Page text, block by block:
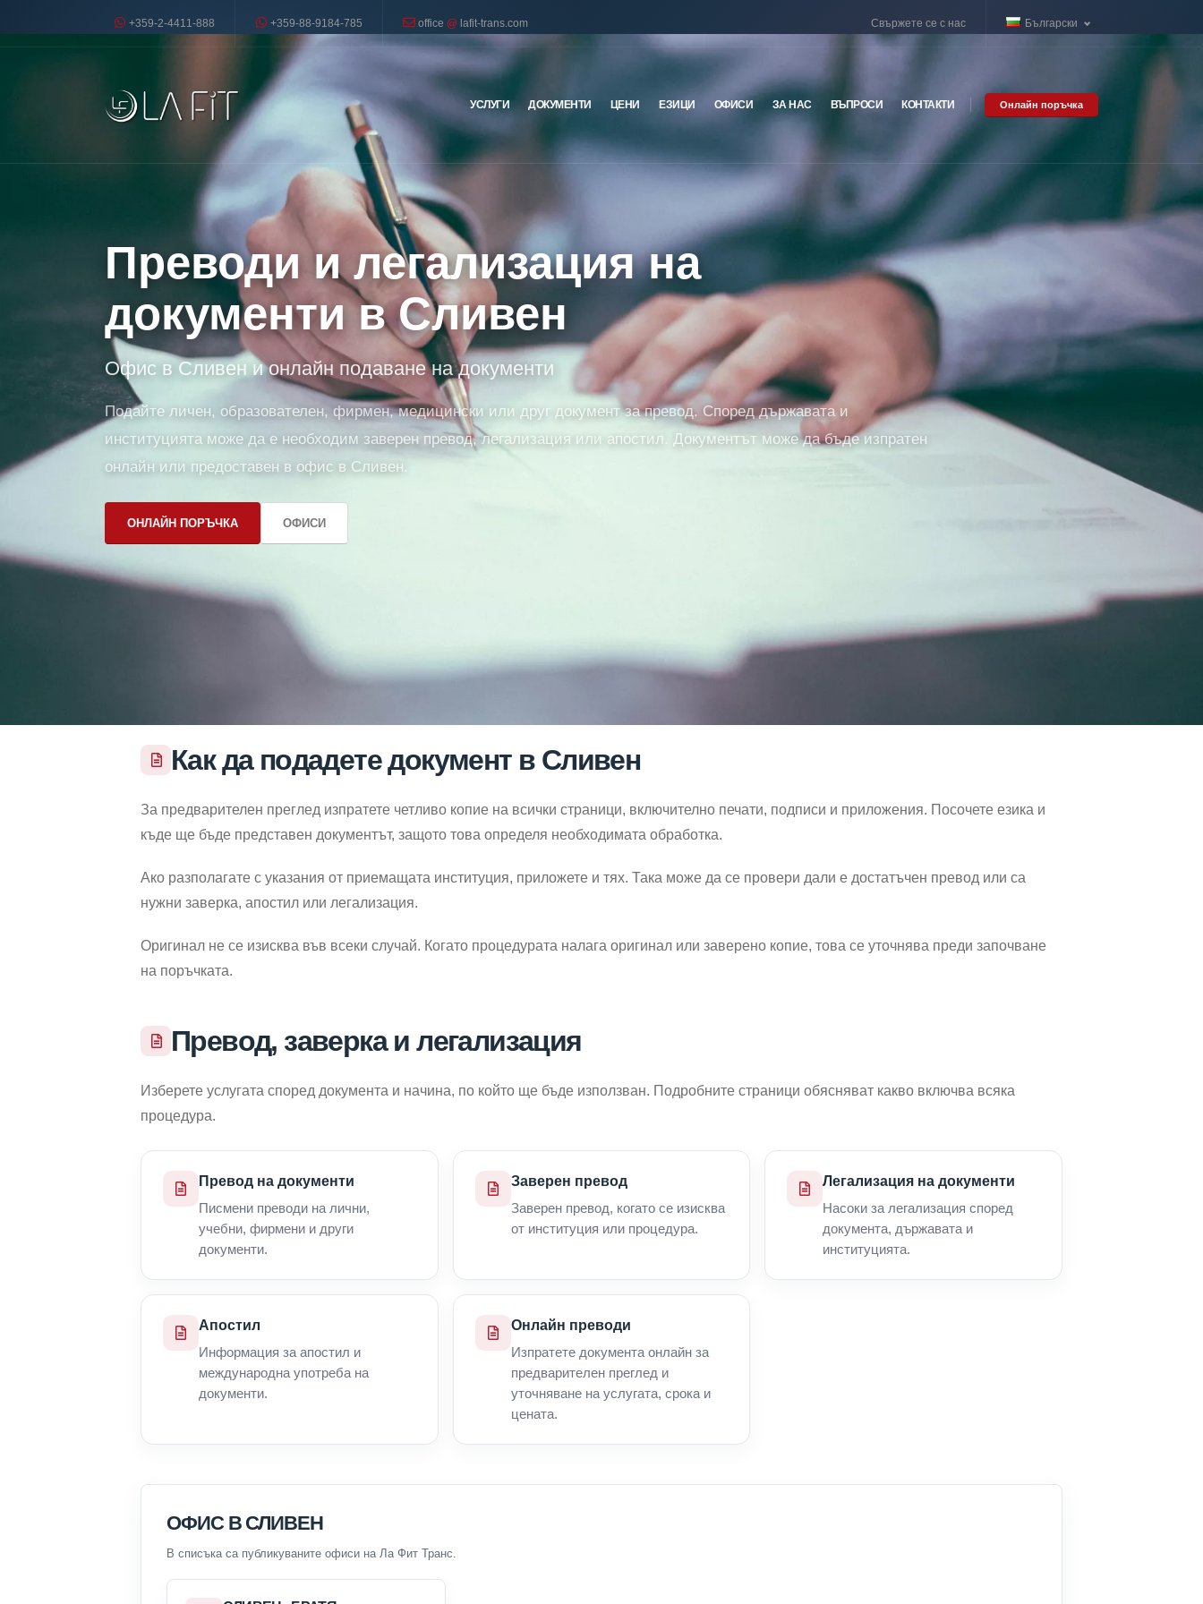
+359-2-4411-888 +359-88-9184-785 office@ lafit-trans.com Свържете се с нас Български
УСЛУГИ ДОКУМЕНТИ ЦЕНИ ЕЗИЦИ ОФИСИ ЗА НАС ВЪПРОСИ КОНТАКТИ Онлайн поръчка
Преводи и легализация на
документи в Сливен
Офис в Сливен и онлайн подаване на документи
Подайте личен, образователен, фирмен, медицински или друг документ за превод. Според държавата и
институцията може да е необходим заверен превод, легализация или апостил. Документът може да бъде изпратен
онлайн или предоставен в офис в Сливен.
ОНЛАЙН ПОРЪЧКА ОФИСИ
Как да подадете документ в Сливен
За предварителен преглед изпратете четливо копие на всички страници, включително печати, подписи и приложения. Посочете езика и
къде ще бъде представен документът, защото това определя необходимата обработка.
Ако разполагате с указания от приемащата институция, приложете и тях. Така може да се провери дали е достатъчен превод или са
нужни заверка, апостил или легализация.
Оригинал не се изисква във всеки случай. Когато процедурата налага оригинал или заверено копие, това се уточнява преди започване
на поръчката.
Превод, заверка и легализация
Изберете услугата според документа и начина, по който ще бъде използван. Подробните страници обясняват какво включва всяка
процедура.
Превод на документи
Писмени преводи на лични,
учебни, фирмени и други
документи.
Заверен превод
Заверен превод, когато се изисква
от институция или процедура.
Легализация на документи
Насоки за легализация според
документа, държавата и
институцията.
Апостил
Информация за апостил и
международна употреба на
документи.
Онлайн преводи
Изпратете документа онлайн за
предварителен преглед и
уточняване на услугата, срока и
цената.
ОФИС В СЛИВЕН
В списъка са публикуваните офиси на Ла Фит Транс.